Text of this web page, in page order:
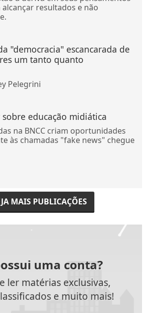
resultados e não
"democracia" escancarada de
um tanto quanto
Pelegrini
educação midiática
na BNCC criam oportunidades
às chamadas "fake news" chegue
MAIS PUBLICAÇÕES
uma conta?
ler matérias exclusivas,
e muito mais!